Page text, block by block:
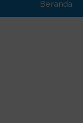
Beranda